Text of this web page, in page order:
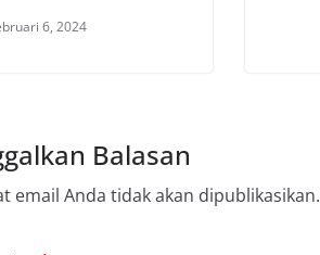
6, 2024
Balasan
email Anda tidak akan dipublikasikan.